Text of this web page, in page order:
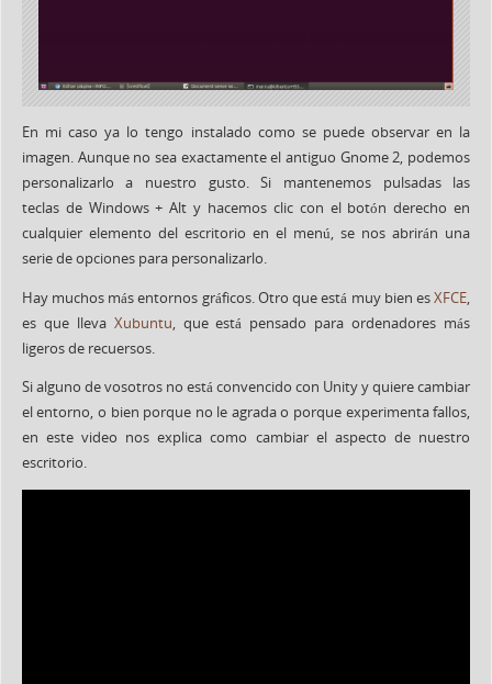
En mi caso ya lo tengo instalado como se puede observar en la
imagen. Aunque no sea exactamente el antiguo Gnome 2, podemos
personalizarlo a nuestro gusto. Si mantenemos pulsadas las
teclas de Windows + Alt y hacemos clic con el botón derecho en
cualquier elemento del escritorio en el menú, se nos abrirán una
serie de opciones para personalizarlo.
Hay muchos más entornos gráficos. Otro que está muy bien esXFCE,
es que lleva Xubuntu, que está pensado para ordenadores más
ligeros de recuersos.
Si alguno de vosotros no está convencido con Unity y quiere cambiar
el entorno, o bien porque no le agrada o porque experimenta fallos,
en este video nos explica como cambiar el aspecto de nuestro
escritorio.